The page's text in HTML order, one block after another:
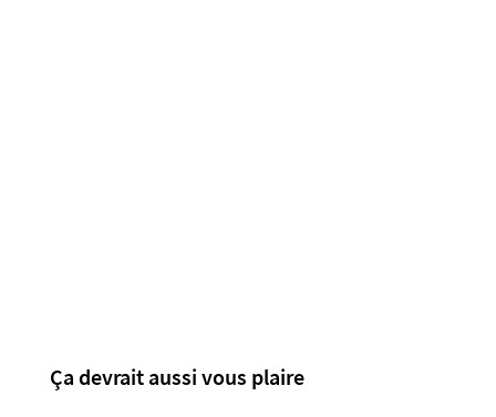
Ça devrait aussi vous plaire